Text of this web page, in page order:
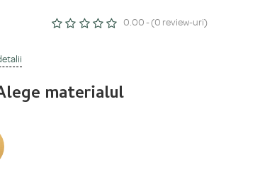
0.00 - (0 review-uri)
materialul